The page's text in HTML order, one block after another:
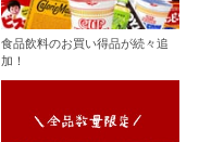
食品飲料のお買い得品が続々追
加！